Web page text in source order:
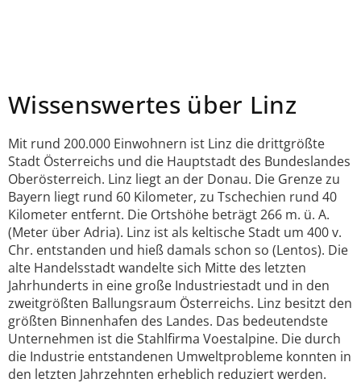
Wissenswertes über Linz
Mit rund 200.000 Einwohnern ist Linz die drittgrößte
Stadt Österreichs und die Hauptstadt des Bundeslandes
Oberösterreich. Linz liegt an der Donau. Die Grenze zu
Bayern liegt rund 60 Kilometer, zu Tschechien rund 40
Kilometer entfernt. Die Ortshöhe beträgt 266 m. ü. A.
(Meter über Adria). Linz ist als keltische Stadt um 400 v.
Chr. entstanden und hieß damals schon so (Lentos). Die
alte Handelsstadt wandelte sich Mitte des letzten
Jahrhunderts in eine große Industriestadt und in den
zweitgrößten Ballungsraum Österreichs. Linz besitzt den
größten Binnenhafen des Landes. Das bedeutendste
Unternehmen ist die Stahlfirma Voestalpine. Die durch
die Industrie entstandenen Umweltprobleme konnten in
den letzten Jahrzehnten erheblich reduziert werden.